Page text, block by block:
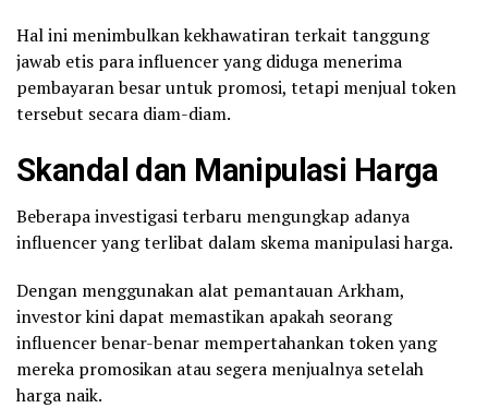
Hal ini menimbulkan kekhawatiran terkait tanggung
jawab etis para influencer yang diduga menerima
pembayaran besar untuk promosi, tetapi menjual token
tersebut secara diam-diam.
Skandal dan Manipulasi Harga
Beberapa investigasi terbaru mengungkap adanya
influencer yang terlibat dalam skema manipulasi harga.
Dengan menggunakan alat pemantauan Arkham,
investor kini dapat memastikan apakah seorang
influencer benar-benar mempertahankan token yang
mereka promosikan atau segera menjualnya setelah
harga naik.